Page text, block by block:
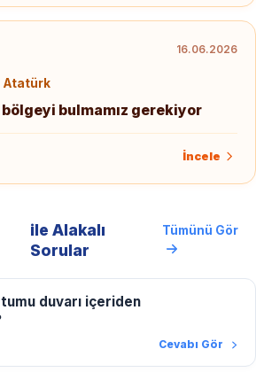
16.06.2026
Atatürk
bulmamız gerekiyor
İncele
ile Alakalı
Sorular
Tümünü Gör
duvarı içeriden
Cevabı Gör